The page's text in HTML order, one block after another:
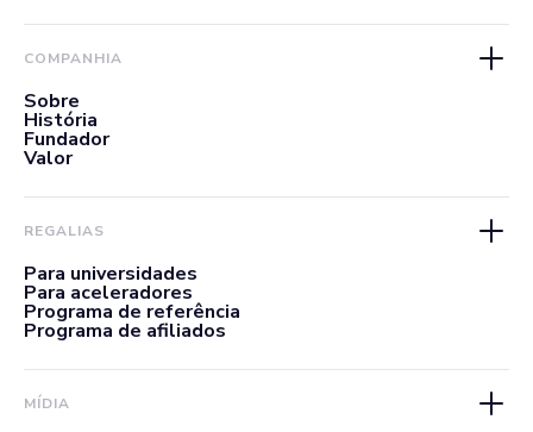
COMPANHIA
Sobre
História
Fundador
Valor
REGALIAS
Para universidades
Para aceleradores
Programa de referência
Programa de afiliados
MÍDIA